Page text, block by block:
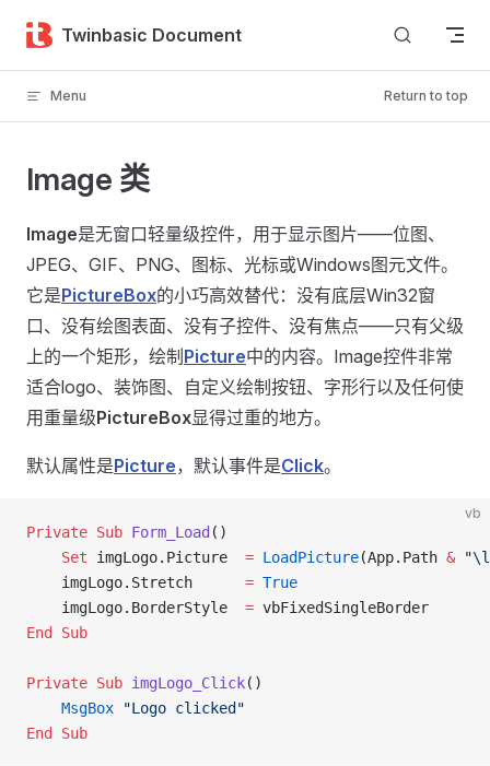
Skip to content
Twinbasic Document
Menu Return to top
Image 类
Image是无窗口轻量级控件，用于显示图片——位图、
JPEG、GIF、PNG、图标、光标或Windows图元文件。
它是PictureBox的小巧高效替代：没有底层Win32窗
口、没有绘图表面、没有子控件、没有焦点——只有父级
上的一个矩形，绘制 Picture中的内容。Image控件非常
适合logo、装饰图、自定义绘制按钮、字形行以及任何使
用重量级PictureBox显得过重的地方。
默认属性是Picture，默认事件是Click。
vb
Private Sub Form_Load ()
    Set
imgLogo.Picture = LoadPicture(App.Path &
    imgLogo.Stretch
= True
    imgLogo.BorderStyle
= vbFixedSingleBorder
End Sub
Private Sub imgLogo_Click()
    MsgBox
"Logo clicked"
End Sub